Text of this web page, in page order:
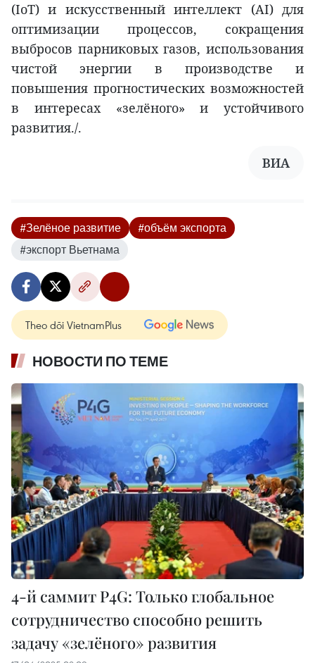
(IoT) и искусственный интеллект (AI) для
оптимизации процессов, сокращения
выбросов парниковых газов, использования
чистой энергии в производстве и
повышения прогностических возможностей
в интересах «зелёного» и устойчивого
развития./.
ВИА
#Зелёное развитие
#объём экспорта
#экспорт Вьетнама
Theo dõi VietnamPlus
НОВОСТИ ПО ТЕМЕ
4-й саммит P4G: Только глобальное
сотрудничество способно решить
задачу «зелёного» развития